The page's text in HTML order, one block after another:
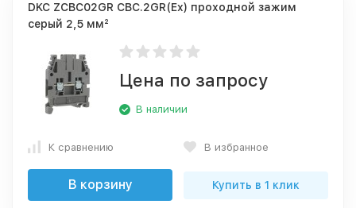
DKC ZCBC02GR CBC.2GR(Ex) проходной зажим
серый 2,5 мм²
Цена по запросу
В наличии
К сравнению В избранное
В корзину Купить в 1 клик